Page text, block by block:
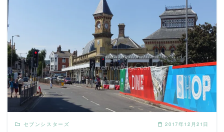
READ MORE
セブンシスターズ 2017年12月21日